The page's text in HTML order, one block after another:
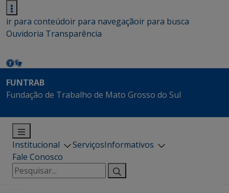
ir para conteúdoir para navegaçãoir para busca
Ouvidoria Transparência
FUNTRAB
Fundação de Trabalho de Mato Grosso do Sul
Institucional ServiçosInformativos
Fale Conosco
Pesquisar
por: